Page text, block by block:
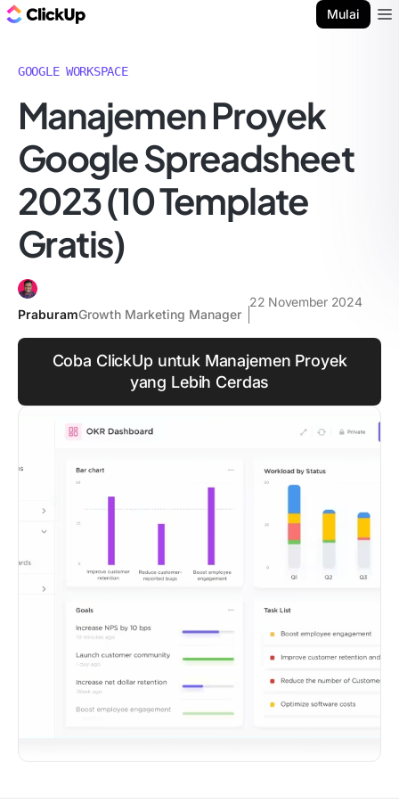
Mulai
GOOGLE WORKSPACE
Manajemen Proyek
Google Spreadsheet
2023 (10 Template
Gratis)
PraburamGrowth Marketing Manager
22 November 2024
Coba ClickUp untuk Manajemen Proyek
yang Lebih Cerdas